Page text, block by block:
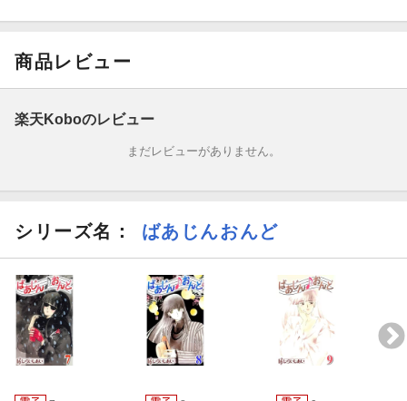
商品レビュー
楽天Koboのレビュー
まだレビューがありません。
シリーズ名： ばあじんおんど